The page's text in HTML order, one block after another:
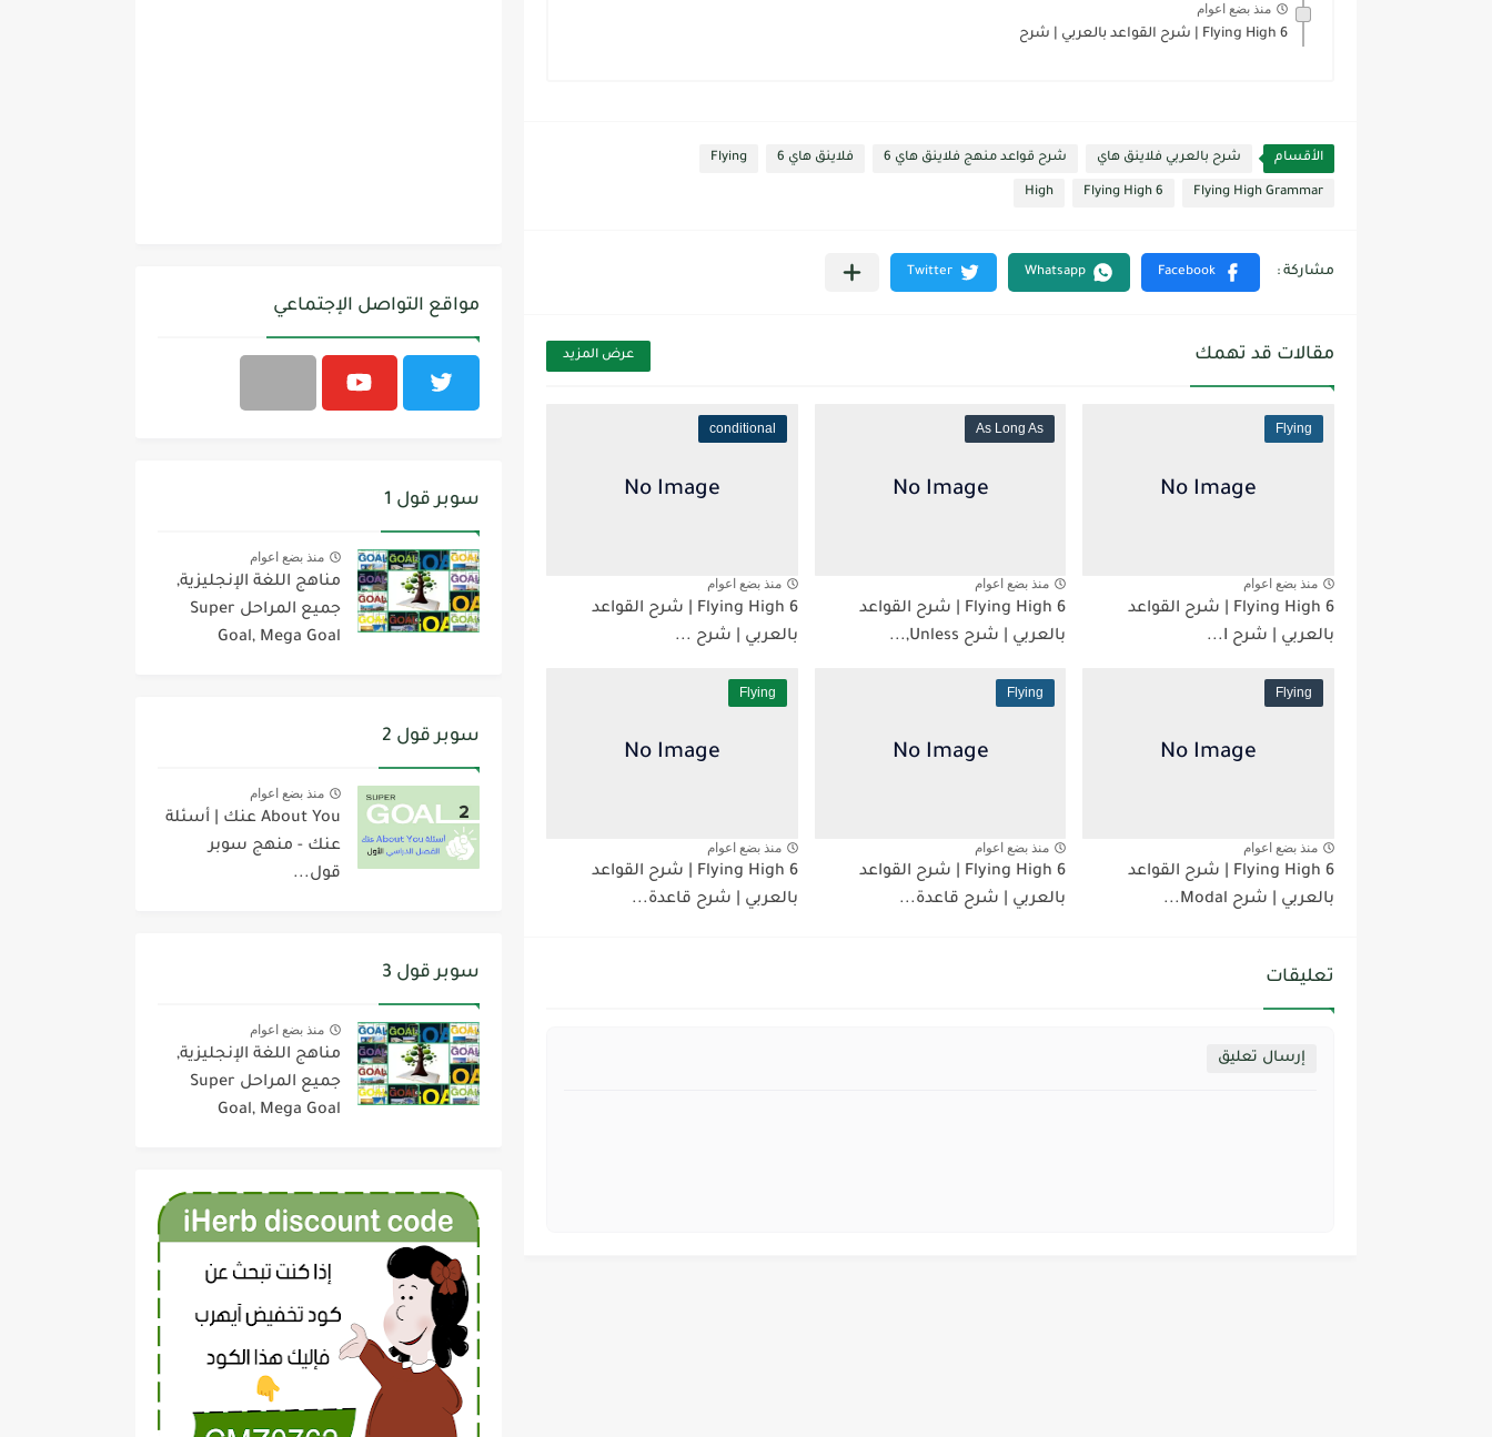
منذ بضع اعوام
Flying High 6 | شرح القواعد بالعربي | شرح
الأقسام شرح بالعربي فلاينق هاي شرح قواعد منهج فلاينق هاي 6 فلاينق هاي 6 Flying
Flying High Grammar
Flying High 6
High
مقالات قد تهمك عرض المزيد
Flying
منذ بضع اعوام
Flying High 6 | شرح القواعد
بالعربي | شرح I...
As Long As
منذ بضع اعوام
Flying High 6 | شرح القواعد
بالعربي | شرح Unless,...
conditional
منذ بضع اعوام
Flying High 6 | شرح القواعد
بالعربي | شرح ...
Flying
منذ بضع اعوام
Flying High 6 | شرح القواعد
بالعربي | شرح Modal...
Flying
منذ بضع اعوام
Flying High 6 | شرح القواعد
بالعربي | شرح قاعدة...
Flying
منذ بضع اعوام
Flying High 6 | شرح القواعد
بالعربي | شرح قاعدة...
تعليقات
إرسال تعليق
مواقع التواصل الإجتماعي
سوبر قول 1
منذ بضع اعوام
مناهج اللغة الإنجليزية,
جميع المراحل Super
Goal, Mega Goal
سوبر قول 2
منذ بضع اعوام
About You عنك | أسئلة
عنك - منهج سوبر
قول...
سوبر قول 3
منذ بضع اعوام
مناهج اللغة الإنجليزية,
جميع المراحل Super
Goal, Mega Goal